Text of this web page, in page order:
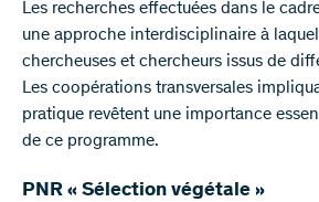
Les recherches effectuées dans le
une approche interdisciplinaire à
chercheuses et chercheurs issus de
Les coopérations transversales
pratique revêtent une importance
de ce programme.
PNR « Sélection végétale »